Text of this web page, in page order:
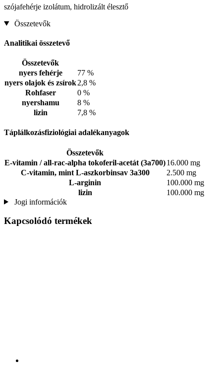
szójafehérje izolátum, hidrolizált élesztő
Összetevők
Analitikai összetevő
Összetevők
nyers fehérje
77 %
nyers olajok és zsírok2,8 %
Rohfaser
0 %
nyershamu
8 %
lizin
7,8 %
Táplálkozásfiziológiai adalékanyagok
Összetevők
E-vitamin / all-rac-alpha tokoferil-acetát (3a700)16.000 mg
C-vitamin, mint L-aszkorbinsav 3a300
2.500 mg
L-arginin
100.000 mg
lizin
100.000 mg
Jogi információk
Kapcsolódó termékek